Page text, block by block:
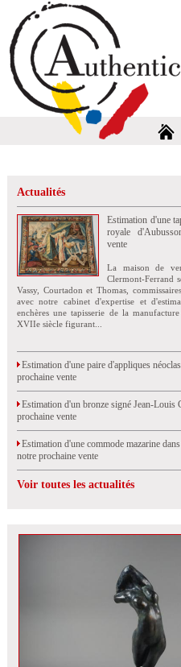
Actualités
Estimation d'une
royale
vente
La maison de
Clermont-Ferrand
Vassy, Courtadon et Thomas,
avec notre cabinet d'expertise et
enchères une tapisserie de la
XVIIe siècle figurant...
Estimation d'une paire d'appliques
prochaine vente
Estimation d'un bronze signé Jean-Louis
prochaine vente
Estimation d'une commode mazarine
notre prochaine vente
Voir toutes les actualités